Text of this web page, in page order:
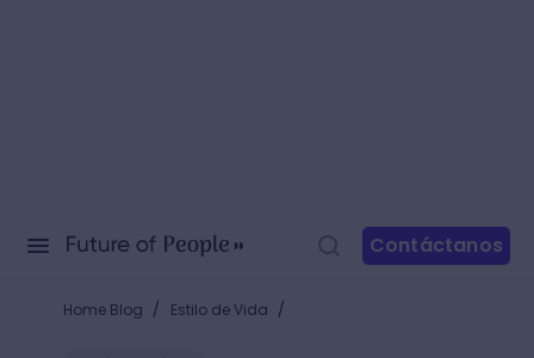
Contáctanos
Home Blog / Estilo de Vida /